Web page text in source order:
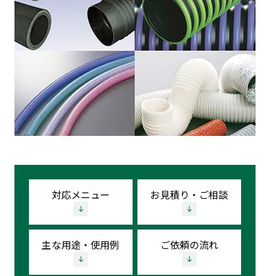
対応メニュー お見積り・ご相談
主な用途・使用例 ご依頼の流れ